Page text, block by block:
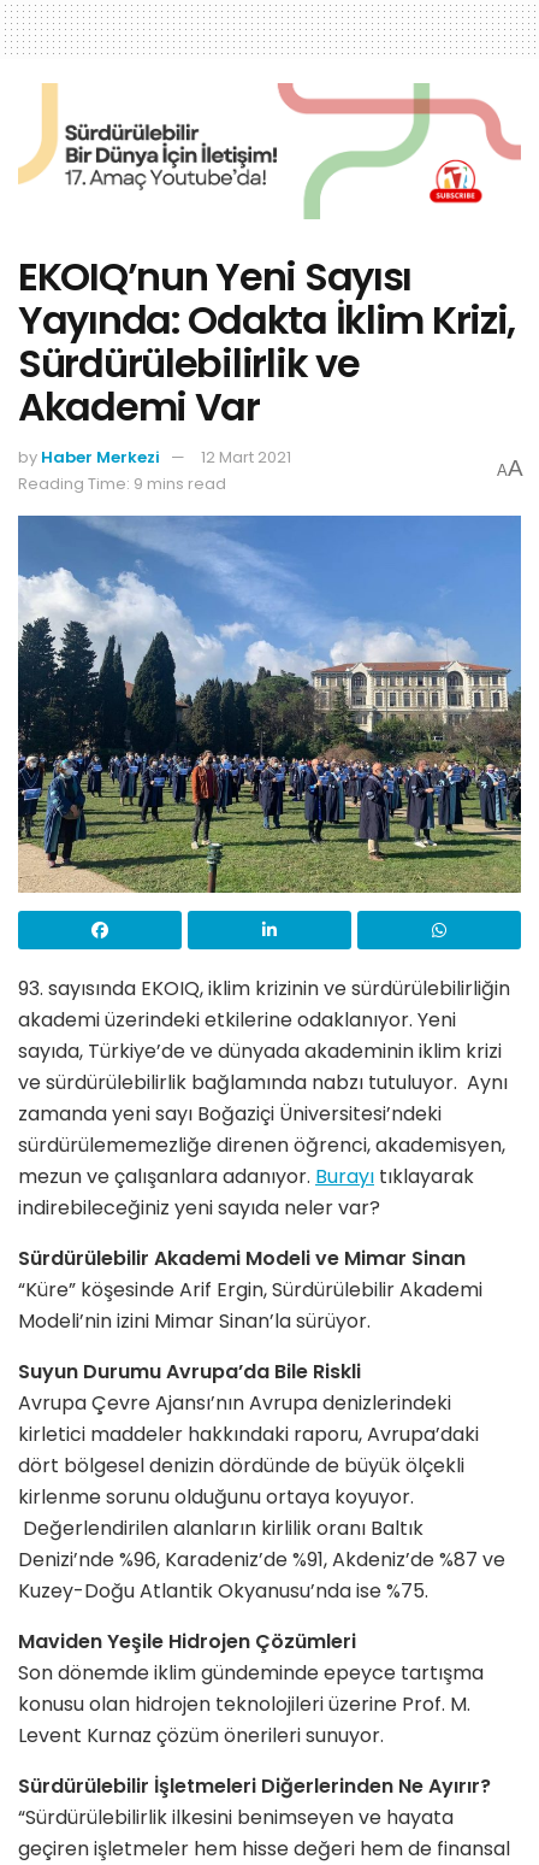
EKOIQ’nun Yeni Sayısı
Yayında: Odakta İklim Krizi,
Sürdürülebilirlik ve
Akademi Var
by Haber Merkezi
12 Mart 2021
Reading Time: 9 mins read
AA
93. sayısında EKOIQ, iklim krizinin ve sürdürülebilirliğin
akademi üzerindeki etkilerine odaklanıyor. Yeni
sayıda, Türkiye’de ve dünyada akademinin iklim krizi
ve sürdürülebilirlik bağlamında nabzı tutuluyor. Aynı
zamanda yeni sayı Boğaziçi Üniversitesi’ndeki
sürdürülememezliğe direnen öğrenci, akademisyen,
mezun ve çalışanlara adanıyor. Burayı tıklayarak
indirebileceğiniz yeni sayıda neler var?
Sürdürülebilir Akademi Modeli ve Mimar Sinan
“Küre” köşesinde Arif Ergin, Sürdürülebilir Akademi
Modeli’nin izini Mimar Sinan’la sürüyor.
Suyun Durumu Avrupa’da Bile Riskli
Avrupa Çevre Ajansı’nın Avrupa denizlerindeki
kirletici maddeler hakkındaki raporu, Avrupa’daki
dört bölgesel denizin dördünde de büyük ölçekli
kirlenme sorunu olduğunu ortaya koyuyor.
Değerlendirilen alanların kirlilik oranı Baltık
Denizi’nde %96, Karadeniz’de %91, Akdeniz’de %87 ve
Kuzey-Doğu Atlantik Okyanusu’nda ise %75.
Maviden Yeşile Hidrojen Çözümleri
Son dönemde iklim gündeminde epeyce tartışma
konusu olan hidrojen teknolojileri üzerine Prof. M.
Levent Kurnaz çözüm önerileri sunuyor.
Sürdürülebilir İşletmeleri Diğerlerinden Ne Ayırır?
“Sürdürülebilirlik ilkesini benimseyen ve hayata
geçiren işletmeler hem hisse değeri hem de finansal